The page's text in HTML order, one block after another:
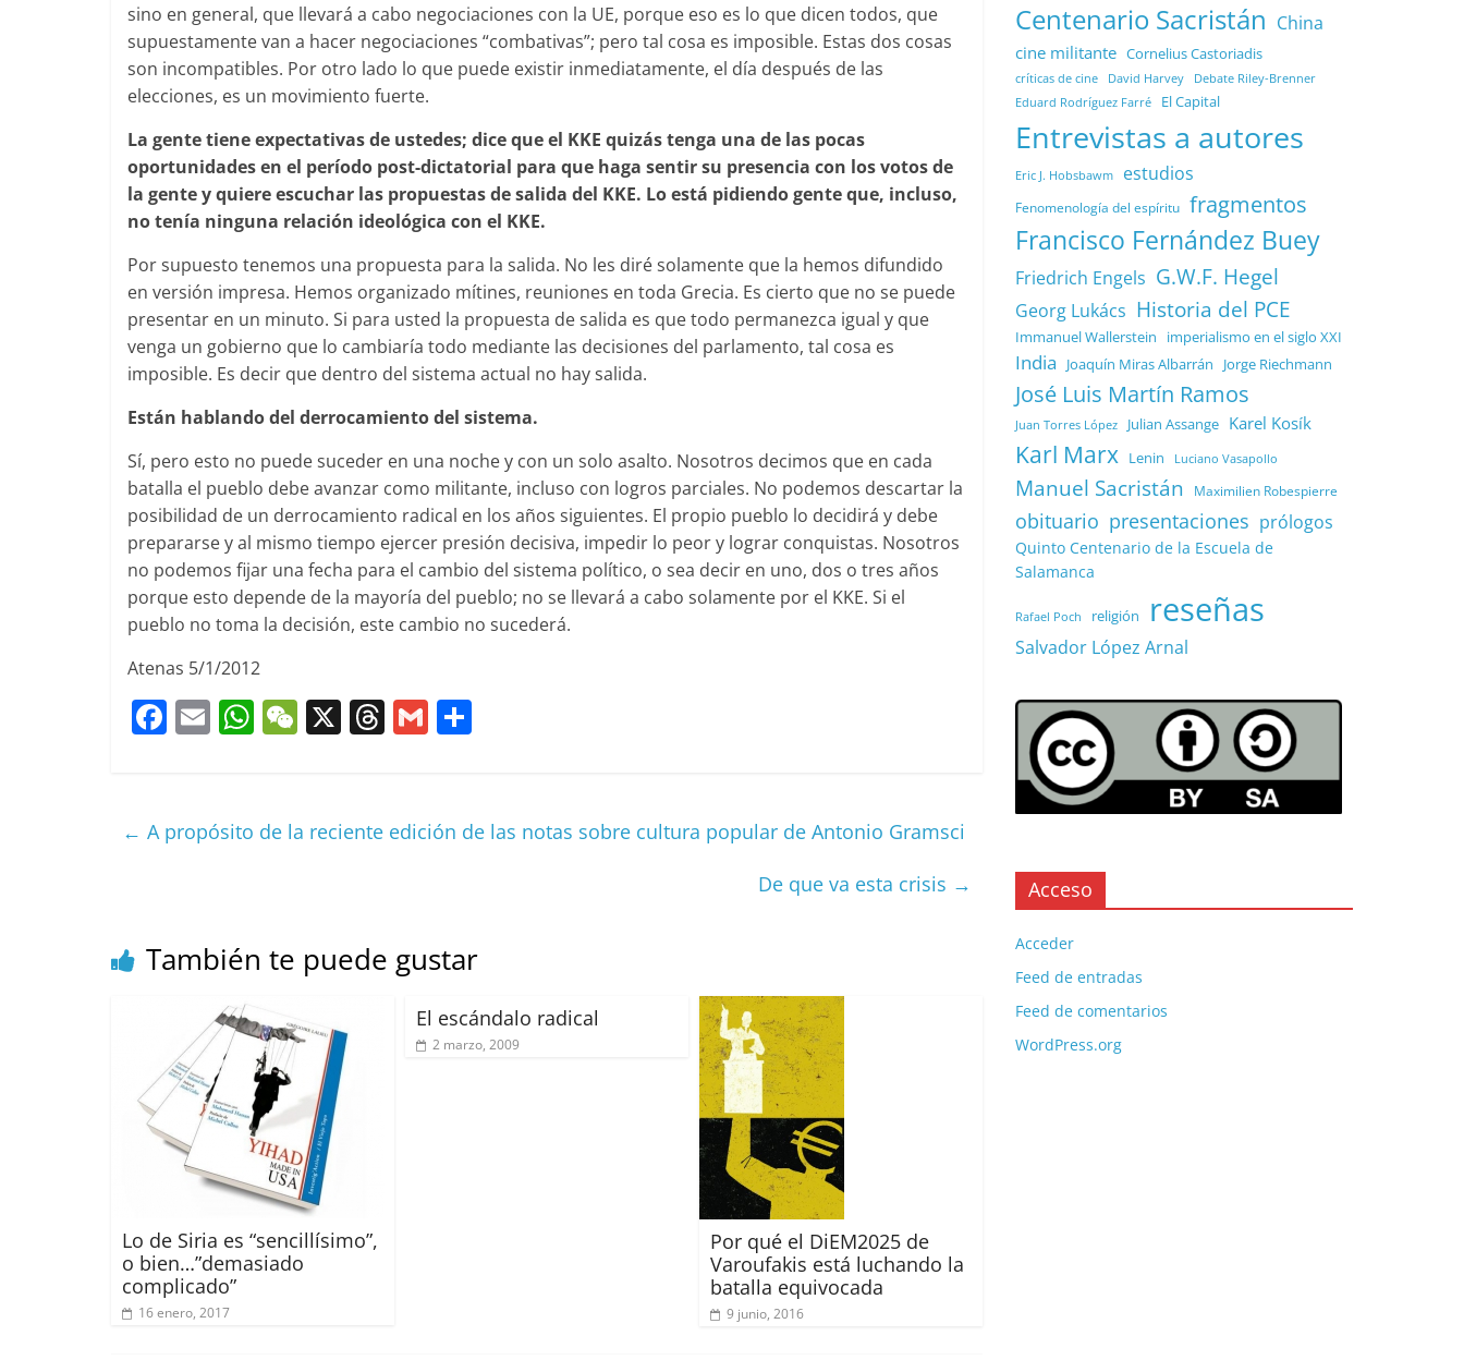
sino en general, que llevará a cabo negociaciones con la UE, porque eso es lo que dicen todos, que
supuestamente van a hacer negociaciones “combativas”; pero tal cosa es imposible. Estas dos cosas
son incompatibles. Por otro lado lo que puede existir inmediatamente, el día después de las
elecciones, es un movimiento fuerte.
La gente tiene expectativas de ustedes; dice que el KKE quizás tenga una de las pocas
oportunidades en el período post-dictatorial para que haga sentir su presencia con los votos de
la gente y quiere escuchar las propuestas de salida del KKE. Lo está pidiendo gente que, incluso,
no tenía ninguna relación ideológica con el KKE.
Por supuesto tenemos una propuesta para la salida. No les diré solamente que la hemos difundido
en versión impresa. Hemos organizado mítines, reuniones en toda Grecia. Es cierto que no se puede
presentar en un minuto. Si para usted la propuesta de salida es que todo permanezca igual y que
venga un gobierno que lo cambiaría todo mediante las decisiones del parlamento, tal cosa es
imposible. Es decir que dentro del sistema actual no hay salida.
Están hablando del derrocamiento del sistema.
Sí, pero esto no puede suceder en una noche y con un solo asalto. Nosotros decimos que en cada
batalla el pueblo debe avanzar como militante, incluso con logros parciales. No podemos descartar la
posibilidad de un derrocamiento radical en los años siguientes. El propio pueblo lo decidirá y debe
prepararse y al mismo tiempo ejercer presión decisiva, impedir lo peor y lograr conquistas. Nosotros
no podemos fijar una fecha para el cambio del sistema político, o sea decir en uno, dos o tres años
porque esto depende de la mayoría del pueblo; no se llevará a cabo solamente por el KKE. Si el
pueblo no toma la decisión, este cambio no sucederá.
Atenas 5/1/2012
F
e
b
k
E
l
W
s
W
h
X T
a
G
l p
← A propósito de la reciente edición de las notas sobre cultura popular de Antonio Gramsci
De que va esta crisis →
También te puede gustar
Lo de Siria es “sencillísimo”,
o bien…”demasiado
complicado”
16 enero, 2017
El escándalo radical
2 marzo, 2009
Por qué el DiEM2025 de
Varoufakis está luchando la
batalla equivocada
9 junio, 2016
Centenario Sacristán China
cine militante Cornelius Castoriadis
críticas de cine David Harvey Debate Riley-Brenner
Eduard Rodríguez Farré El Capital
Entrevistas a autores
Eric J. Hobsbawm estudios
Fenomenología del espíritu fragmentos
Francisco Fernández Buey
Friedrich Engels G.W.F. Hegel
Georg Lukács Historia del PCE
Immanuel Wallerstein imperialismo en el siglo XXI
India Joaquín Miras Albarrán Jorge Riechmann
José Luis Martín Ramos
Juan Torres López Julian Assange Karel Kosík
Karl Marx Lenin Luciano Vasapollo
Manuel Sacristán Maximilien Robespierre
obituario presentaciones prólogos
Quinto Centenario de la Escuela de
Salamanca
Rafael Poch religión reseñas
Salvador López Arnal
Acceso
Acceder
Feed de entradas
Feed de comentarios
WordPress.org